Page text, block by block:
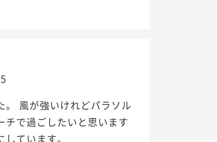
5
風が強いけれどパラソル
で過ごしたいと思います
ています。